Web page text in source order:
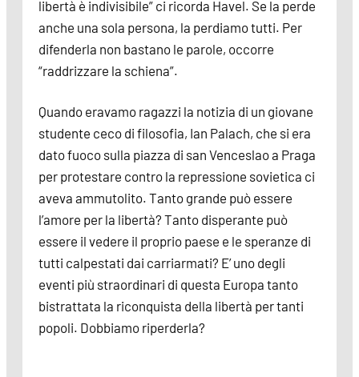
libertà è indivisibile” ci ricorda Havel. Se la perde
anche una sola persona, la perdiamo tutti. Per
difenderla non bastano le parole, occorre
“raddrizzare la schiena”.
Quando eravamo ragazzi la notizia di un giovane
studente ceco di filosofia, Ian Palach, che si era
dato fuoco sulla piazza di san Venceslao a Praga
per protestare contro la repressione sovietica ci
aveva ammutolito. Tanto grande può essere
l’amore per la libertà? Tanto disperante può
essere il vedere il proprio paese e le speranze di
tutti calpestati dai carriarmati? E’ uno degli
eventi più straordinari di questa Europa tanto
bistrattata la riconquista della libertà per tanti
popoli. Dobbiamo riperderla?